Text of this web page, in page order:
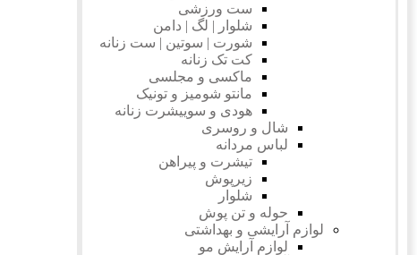
ست ورزشی
شلوار | لگ | دامن
شورت | سوتین | ست زنانه
کت تک زنانه
ماکسی و مجلسی
مانتو شومیز و تونیک
هودی و سوییشرت زنانه
شال و روسری
لباس مردانه
تیشرت و پیراهن
زیرپوش
شلوار
حوله و تن پوش
لوازم آرایشی و بهداشتی
لوازم آرایش مو